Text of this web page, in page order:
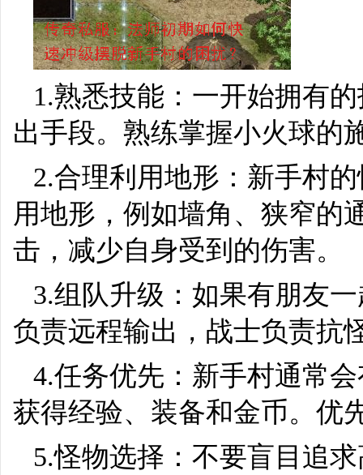
1.熟悉技能：一开始拥有
出手段。熟练掌握小火球的
2.合理利用地形：新手村
用地形，例如墙角、狭窄的
击，减少自身受到的伤害。
3.组队升级：如果有朋友
负责远程输出，战士负责抗
4.任务优先：新手村通常
获得经验、装备和金币。优
5.怪物选择：不要盲目追